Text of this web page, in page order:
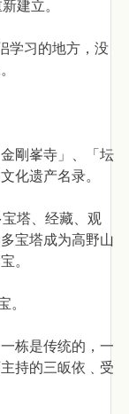
建立。
学习的地方，没
剛峯寺」、「坛
化遗产名录。
塔、经藏、观
宝塔成为高野山
。
。
栋是传统的，一
持的三皈依﹑受